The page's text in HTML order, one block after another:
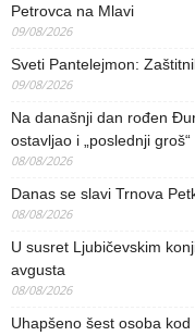
Petrovca na Mlavi
09/08/2026
Sveti Pantelejmon:
09/08/2026
Na današnji dan rođen
ostavljao i „poslednji groš“
08/08/2026
Danas se slavi Trnova
08/08/2026
U susret Ljubičevskim
avgusta
08/08/2026
Uhapšeno šest osoba